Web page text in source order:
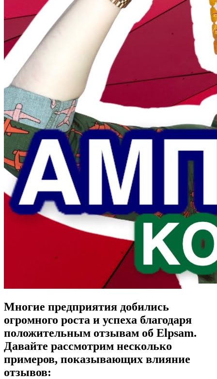
Многие предприятия добились
огромного роста и успеха благодаря
положительным отзывам об Elpsam.
Давайте рассмотрим несколько
примеров, показывающих влияние
отзывов: